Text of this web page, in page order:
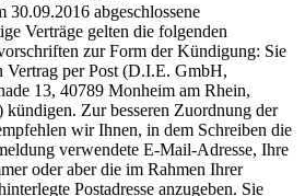
30.09.2016 abgeschlossene
Verträge gelten die folgenden
zur Form der Kündigung: Sie
Vertrag per Post (D.I.E. GmbH,
13, 40789 Monheim am Rhein,
kündigen. Zur besseren Zuordnung der
wir Ihnen, in dem Schreiben die
verwendete E-Mail-Adresse, Ihre
oder aber die im Rahmen Ihrer
Postadresse anzugeben. Sie